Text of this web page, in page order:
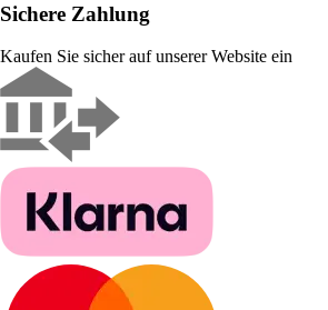
Sichere Zahlung
Kaufen Sie sicher auf unserer Website ein